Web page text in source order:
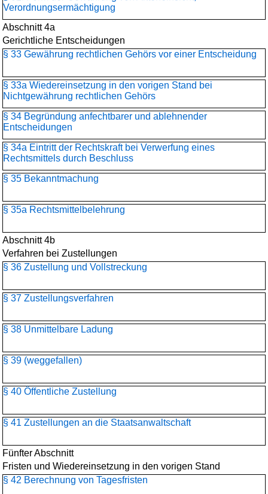
Verordnungsermächtigung
Abschnitt 4a
Gerichtliche Entscheidungen
§ 33 Gewährung rechtlichen Gehörs vor einer Entscheidung
§ 33a Wiedereinsetzung in den vorigen Stand bei
Nichtgewährung rechtlichen Gehörs
§ 34 Begründung anfechtbarer und ablehnender
Entscheidungen
§ 34a Eintritt der Rechtskraft bei Verwerfung eines
Rechtsmittels durch Beschluss
§ 35 Bekanntmachung
§ 35a Rechtsmittelbelehrung
Abschnitt 4b
Verfahren bei Zustellungen
§ 36 Zustellung und Vollstreckung
§ 37 Zustellungsverfahren
§ 38 Unmittelbare Ladung
§ 39 (weggefallen)
§ 40 Öffentliche Zustellung
§ 41 Zustellungen an die Staatsanwaltschaft
Fünfter Abschnitt
Fristen und Wiedereinsetzung in den vorigen Stand
§ 42 Berechnung von Tagesfristen